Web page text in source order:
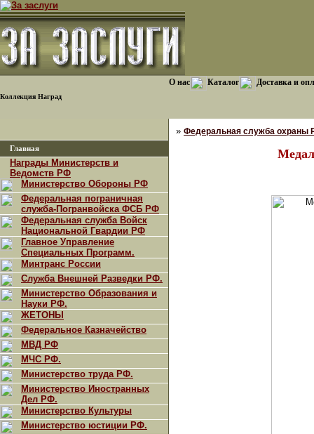
Коллекция Наград
О нас Каталог Доставка и
Главная
Награды Министерств и
Ведомств РФ
Министерство Обороны РФ
Федеральная пограничная
служба-Погранвойска ФСБ РФ
Федеральная служба Войск
Национальной Гвардии РФ
Главное Управление
Специальных Программ.
Минтранс России
Служба Внешней Разведки РФ.
Министерство Образования и
Науки РФ.
ЖЕТОНЫ
Федеральное Казначейство
МВД РФ
МЧС РФ.
Министерство труда РФ.
Министерство Иностранных
Дел РФ.
Министерство Культуры
Министерство юстиции РФ.
» Федеральная служба охраны